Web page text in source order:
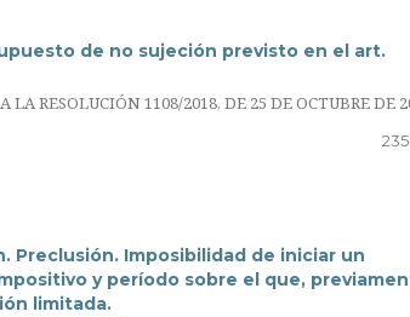
de no sujeción previsto en el art.
RESOLUCIÓN 1108/2018, DE 25 DE OCTUBRE DE
Imposibilidad de iniciar un
y período sobre el que,
limitada.